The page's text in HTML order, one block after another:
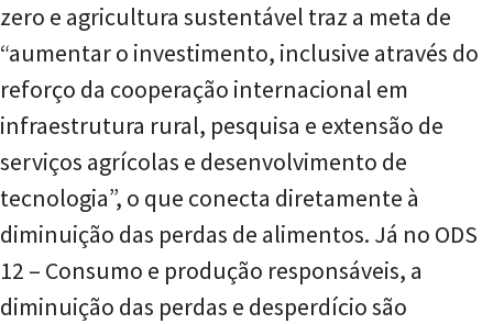
zero e agricultura sustentável traz a meta de
“aumentar o investimento, inclusive através do
reforço da cooperação internacional em
infraestrutura rural, pesquisa e extensão de
serviços agrícolas e desenvolvimento de
tecnologia”, o que conecta diretamente à
diminuição das perdas de alimentos. Já no ODS
12 – Consumo e produção responsáveis, a
diminuição das perdas e desperdício são